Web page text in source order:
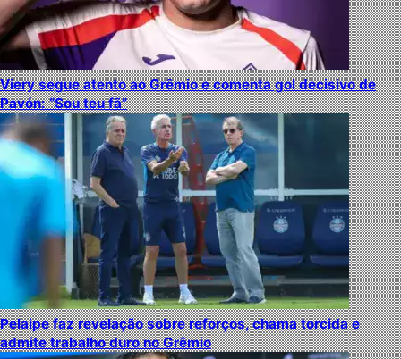
Viery segue atento ao Grêmio e comenta gol decisivo de
Pavón: “Sou teu fã”
Pelaipe faz revelação sobre reforços, chama torcida e
admite trabalho duro no Grêmio